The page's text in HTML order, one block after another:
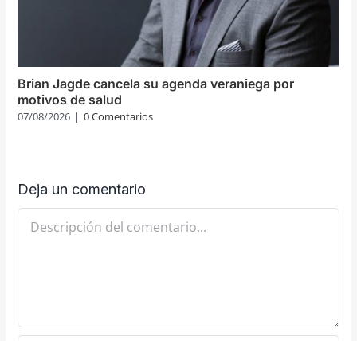
Brian Jagde cancela su agenda veraniega por
motivos de salud
07/08/2026 | 0 Comentarios
Deja un comentario
Comentario